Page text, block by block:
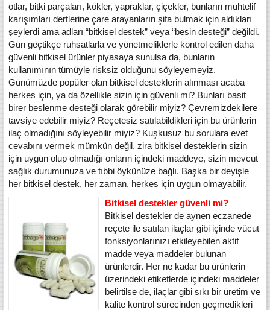
otlar, bitki parçaları, kökler, yapraklar, çiçekler, bunların muhtelif
karışımları dertlerine çare arayanların şifa bulmak için aldıkları
şeylerdi ama adları “bitkisel destek” veya “besin desteği” değildi.
Gün geçtikçe ruhsatlarla ve yönetmeliklerle kontrol edilen daha
güvenli bitkisel ürünler piyasaya sunulsa da, bunların
kullanımının tümüyle risksiz olduğunu söyleyemeyiz.
Günümüzde popüler olan bitkisel desteklerin alınması acaba
herkes için, ya da özellikle sizin için güvenli mi? Bunları basit
birer beslenme desteği olarak görebilir miyiz? Çevremizdekilere
tavsiye edebilir miyiz? Reçetesiz satılabildikleri için bu ürünlerin
ilaç olmadığını söyleyebilir miyiz? Kuşkusuz bu sorulara evet
cevabını vermek mümkün değil, zira bitkisel desteklerin sizin
için uygun olup olmadığı onların içindeki maddeye, sizin mevcut
sağlık durumunuza ve tıbbi öykünüze bağlı. Başka bir deyişle
her bitkisel destek, her zaman, herkes için uygun olmayabilir.
Bitkisel destekler güvenli mi?
Bitkisel destekler de aynen eczanede
reçete ile satılan ilaçlar gibi içinde vücut
fonksiyonlarınızı etkileyebilen aktif
madde veya maddeler bulunan
ürünlerdir. Her ne kadar bu ürünlerin
üzerindeki etiketlerde içindeki maddeler
belirtilse de, ilaçlar gibi sıkı bir üretim ve
kalite kontrol sürecinden geçmedikleri